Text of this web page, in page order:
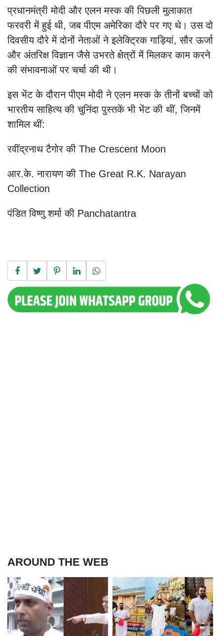
प्रधानमंत्री मोदी और एलन मस्क की पिछली मुलाकात
फरवरी में हुई थी, जब पीएम अमेरिका दौरे पर गए थे। उस दो
दिवसीय दौरे में दोनों नेताओं ने इलेक्ट्रिक गाड़ियां, सौर ऊर्जा
और अंतरिक्ष विज्ञान जैसे उभरते क्षेत्रों में मिलकर काम करने
की संभावनाओं पर चर्चा की थी।
इस भेंट के दौरान पीएम मोदी ने एलन मस्क के तीनों बच्चों को
भारतीय साहित्य की चुनिंदा पुस्तकें भी भेंट की थीं, जिनमें
शामिल थीं:
रवींद्रनाथ टैगोर की The Crescent Moon
आर.के. नारायण की The Great R.K. Narayan
Collection
पंडित विष्णु शर्मा की Panchatantra
AROUND THE WEB